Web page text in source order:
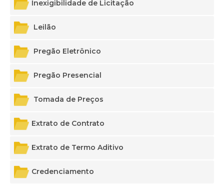
2025
Inexigibilidade de Licitação
2024
2026
Leilão
Pregão Eletrônico
Pregão Presencial
2023
2025
Tomada de Preços
2023
Extrato de Contrato
2023
2025
Extrato de Termo Aditivo
2023
Credenciamento